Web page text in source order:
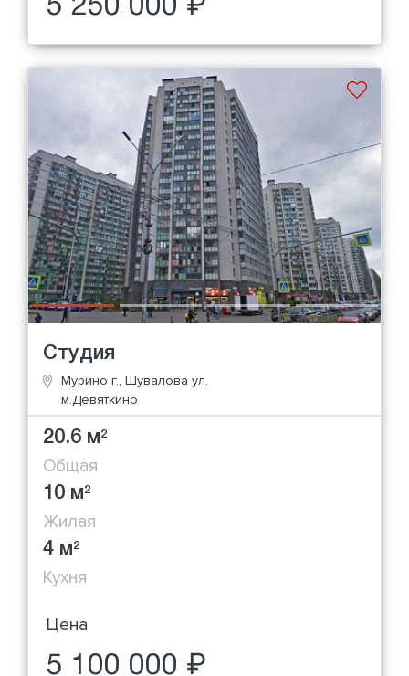
5 250 000 ₽
Студия
Мурино г., Шувалова ул.
м.Девяткино
20.6 м2
Общая
10 м2
Жилая
4 м2
Кухня
Цена
5 100 000 ₽